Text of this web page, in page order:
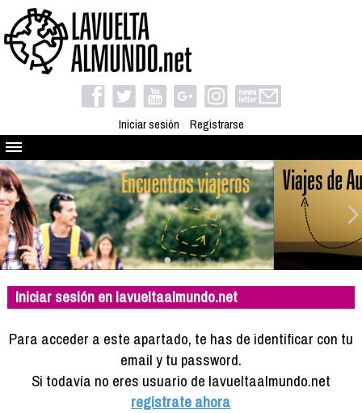
Iniciar sesión Registrarse
Quienes somos
El proyecto
Blog
Viaja con nosotros
Camino solidario
Libros
Compañeros de viaje
Info viajeros
Iniciar sesión en lavueltaalmundo.net
Para acceder a este apartado, te has de identificar con tu
email y tu password.
Si todavía no eres usuario de lavueltaalmundo.net
registrate ahora